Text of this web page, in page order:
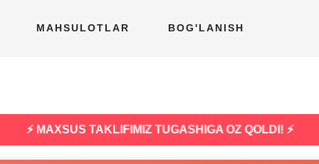
MAHSULOTLAR BOG'LANISH
⚡ MAXSUS TAKLIFIMIZ TUGASHIGA OZ QOLDI! ⚡